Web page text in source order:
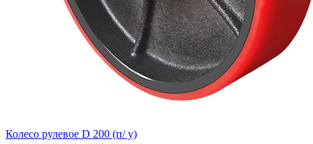
Колесо рулевое D 200 (п/ у)